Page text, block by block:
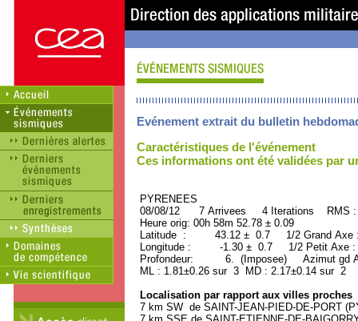
Evénement extrait du bulletin
Caractéristiques de l'événement
Ces informations ont été validées par
PYRENEES ORID :
08/08/12 7 Arrivees 4 Iterations RMS
Heure orig: 00h 58m 52.78 ± 0.09
Latitude : 43.12 ± 0.7 1/2 Grand
Longitude : -1.30 ± 0.7 1/2 Petit Axe
Profondeur: 6. (Imposee) Azimut gd
ML : 1.81±0.26 sur 3 MD : 2.17±0.14 sur 2
Localisation par rapport aux villes proches
7 km SW de SAINT-JEAN-PIED-DE-PORT